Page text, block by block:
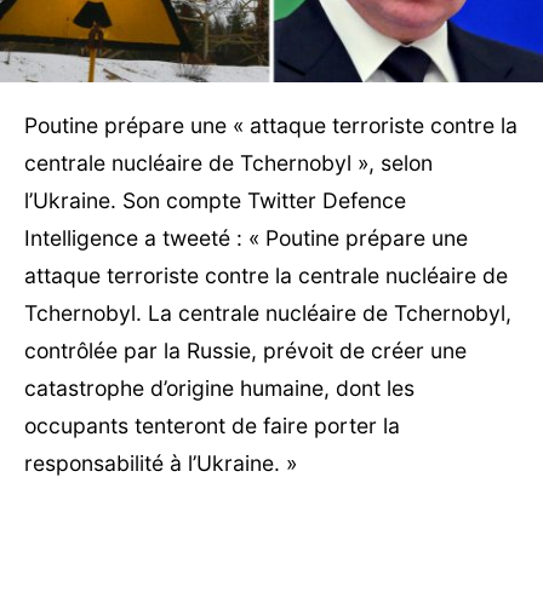
Poutine prépare une « attaque terroriste contre la
centrale nucléaire de Tchernobyl », selon
l’Ukraine. Son compte Twitter Defence
Intelligence a tweeté : « Poutine prépare une
attaque terroriste contre la centrale nucléaire de
Tchernobyl. La centrale nucléaire de Tchernobyl,
contrôlée par la Russie, prévoit de créer une
catastrophe d’origine humaine, dont les
occupants tenteront de faire porter la
responsabilité à l’Ukraine. »